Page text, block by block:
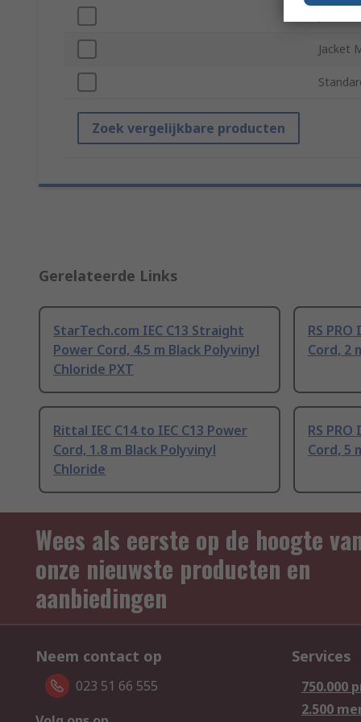
Jacket
Zoek vergelijkbare producten
Gerelateerde Links
StarTech.com IEC C13 Straight
Power Cord, 4.5 m Black Polyvinyl
Chloride PXT
RS
Cord, 2
Rittal IEC C14 to IEC C13 Power
Cord, 1.8 m Black Polyvinyl
Chloride
RS PRO
Cord, 5
Wees als eerste op de hoogte
onze nieuwste producten en
aanbiedingen
Neem contact op
023 51 66 555
Services
750.000
2.500